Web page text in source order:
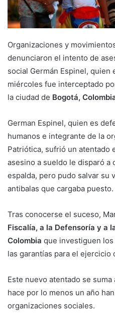
Organizaciones y
denunciaron el intento de
social Germán Espinel, quien
miércoles fue interceptado
la ciudad de Bogotá,
German Espinel, quien es
humanos e integrante de la
Patriótica, sufrió un atentado
asesino a sueldo le disparó a
espalda, pero pudo salvar su
antibalas que cargaba puesto.
Tras conocerse el suceso,
Fiscalía, a la Defensoría y a
Colombia que investiguen
las garantías para el ejercicio
Este nuevo atentado se
hace por lo menos un año
organizaciones sociales.